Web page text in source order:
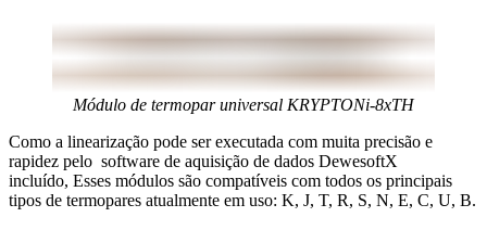
Módulo de termopar universal KRYPTONi-8xTH
Como a linearização pode ser executada com muita precisão e
rapidez pelo software de aquisição de dados DewesoftX
incluído, Esses módulos são compatíveis com todos os principais
tipos de termopares atualmente em uso: K, J, T, R, S, N, E, C, U, B.